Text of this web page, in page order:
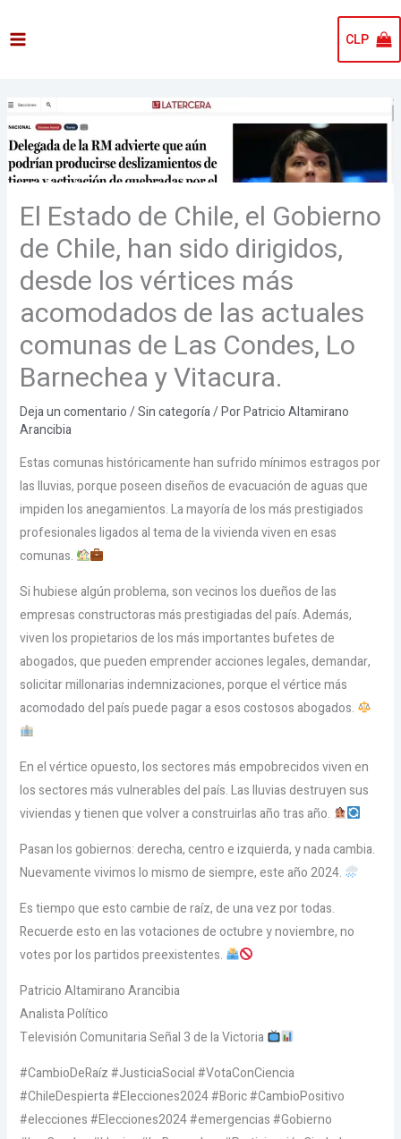
CLP
El Estado de Chile, el Gobierno
de Chile, han sido dirigidos,
desde los vértices más
acomodados de las actuales
comunas de Las Condes, Lo
Barnechea y Vitacura.
Deja un comentario/Sin categoría/ PorPatricio Altamirano
Arancibia
Estas comunas históricamente han sufrido mínimos estragos por
las lluvias, porque poseen diseños de evacuación de aguas que
impiden los anegamientos. La mayoría de los más prestigiados
profesionales ligados al tema de la vivienda viven en esas
comunas.
Si hubiese algún problema, son vecinos los dueños de las
empresas constructoras más prestigiadas del país. Además,
viven los propietarios de los más importantes bufetes de
abogados, que pueden emprender acciones legales, demandar,
solicitar millonarias indemnizaciones, porque el vértice más
acomodado del país puede pagar a esos costosos abogados.
En el vértice opuesto, los sectores más empobrecidos viven en
los sectores más vulnerables del país. Las lluvias destruyen sus
viviendas y tienen que volver a construirlas año tras año.
Pasan los gobiernos: derecha, centro e izquierda, y nada cambia.
Nuevamente vivimos lo mismo de siempre, este año 2024.
Es tiempo que esto cambie de raíz, de una vez por todas.
Recuerde esto en las votaciones de octubre y noviembre, no
votes por los partidos preexistentes.
Patricio Altamirano Arancibia
Analista Político
Televisión Comunitaria Señal 3 de la Victoria
#CambioDeRaíz #JusticiaSocial #VotaConCiencia
#ChileDespierta #Elecciones2024 #Boric #CambioPositivo
#elecciones #Elecciones2024 #emergencias #Gobierno